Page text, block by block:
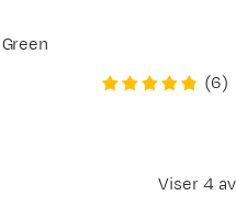
(6)
Viser 4